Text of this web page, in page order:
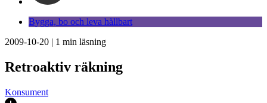
Bygga, bo och leva hållbart
2009-10-20 | 1 min läsning
Retroaktiv räkning
Konsument